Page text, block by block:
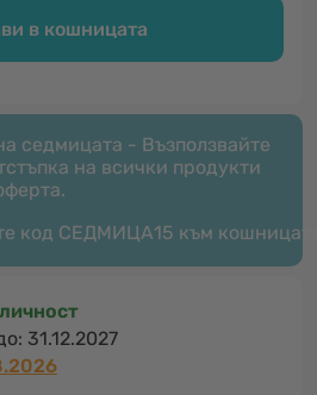
в кошницата
седмицата - Възползвайте
на всички продукти
код СЕДМИЦА15 към
31.12.2027